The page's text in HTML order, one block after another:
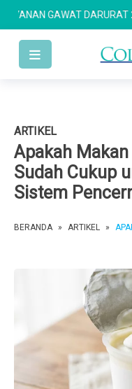
GAWAT DARURAT 24
ARTIKEL
Apakah
Sudah Cukup
Sistem
BERANDA » ARTIKEL » APAKAH